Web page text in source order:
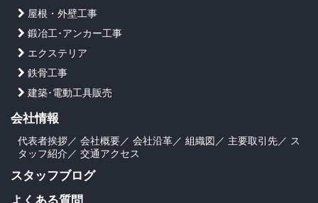
屋根・外壁工事
鍛冶工･アンカー工事
エクステリア
鉄骨工事
建築･電動工具販売
会社情報
代表者挨拶／ 会社概要／ 会社沿革／ 組織図 ／ 主要取引先／ ス
タッフ紹介 ／ 交通アクセス
スタッフブログ
よくある質問